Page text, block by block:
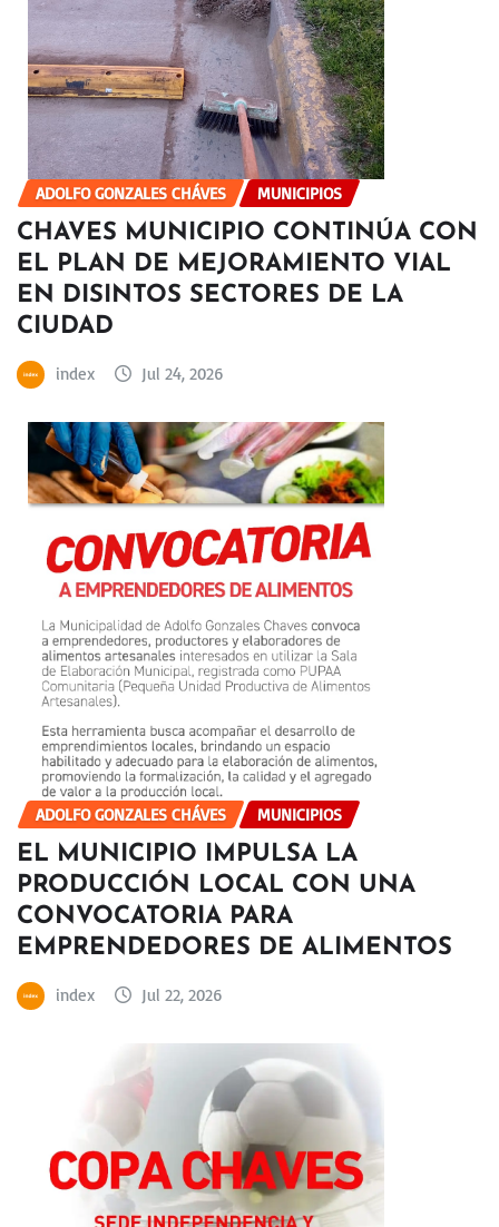
ADOLFO GONZALES CHÁVES MUNICIPIOS
CHAVES MUNICIPIO CONTINÚA CON
EL PLAN DE MEJORAMIENTO VIAL
EN DISINTOS SECTORES DE LA
CIUDAD
index Jul 24, 2026
ADOLFO GONZALES CHÁVES MUNICIPIOS
EL MUNICIPIO IMPULSA LA
PRODUCCIÓN LOCAL CON UNA
CONVOCATORIA PARA
EMPRENDEDORES DE ALIMENTOS
index Jul 22, 2026